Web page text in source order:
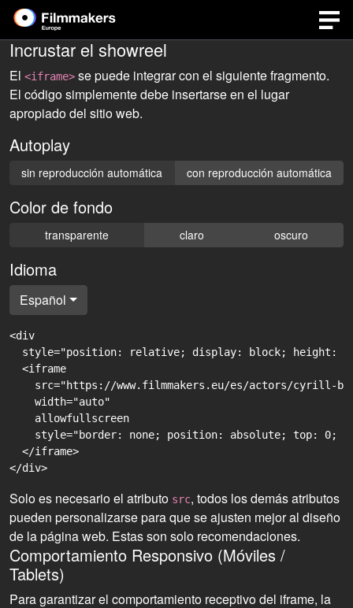
Incrustar el showreel
El <iframe> se puede integrar con el siguiente fragmento.
El código simplemente debe insertarse en el lugar
apropiado del sitio web.
Autoplay
sin reproducción automática con reproducción automática
Color de fondo
transparente claro oscuro
Idioma
Español
<div
style="position: relative; display: block; height:
  <iframe
src="https://www.filmmakers.eu/es/actors/cyrill-
    width="auto"
    allowfullscreen
style="border: none; position: absolute; top: 0;
  </iframe>
Solo es necesario el atributo src, todos los demás atributos
pueden personalizarse para que se ajusten mejor al diseño
de la página web. Estas son solo recomendaciones.
Comportamiento Responsivo (Móviles /
Tablets)
Para garantizar el comportamiento receptivo del iframe, la